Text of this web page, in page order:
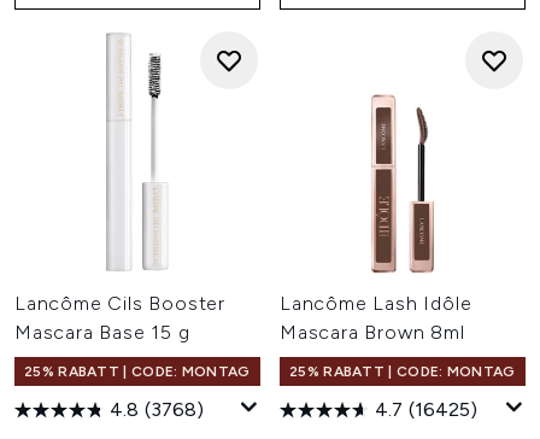
Lancôme Cils Booster
Mascara Base 15 g
25% RABATT | CODE: MONTAG
4.8 (3768)
Lancôme Lash Idôle
Mascara Brown 8ml
25% RABATT | CODE: MONTAG
4.7 (16425)